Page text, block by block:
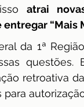
atrai
“Mais
da 1ª
questões.
retroativa da